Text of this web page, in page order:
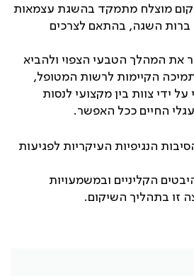
מוצלח מתמקד בהשגת עצמאות
השגה, בהתאם לצרכים
את המהלך הטבעי הצפוי ולהביא
הקיימות לרשות המטופל,
ידי צוות בין מקצועי לנסות
החיים ככל האפשר.
הנגיפיות העיקריות לפגיעות
הקליניים ובמשמעויות
זו בתהליך השיקום.